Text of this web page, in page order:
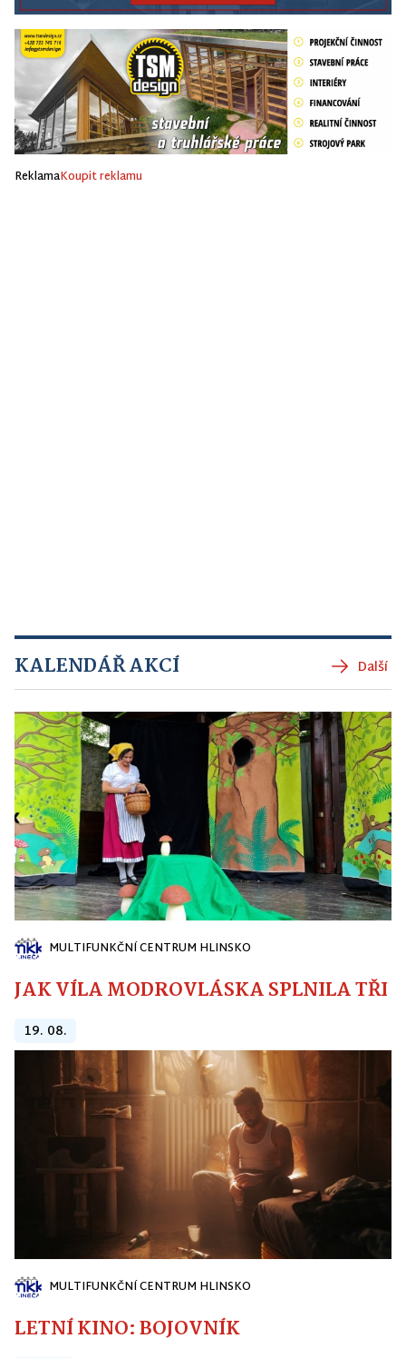
ReklamaKoupit reklamu
KALENDÁŘ AKCÍ Další
MULTIFUNKČNÍ CENTRUM HLINSKO
JAK VÍLA MODROVLÁSKA SPLNILA
19. 08.
MULTIFUNKČNÍ CENTRUM HLINSKO
LETNÍ KINO: BOJOVNÍK